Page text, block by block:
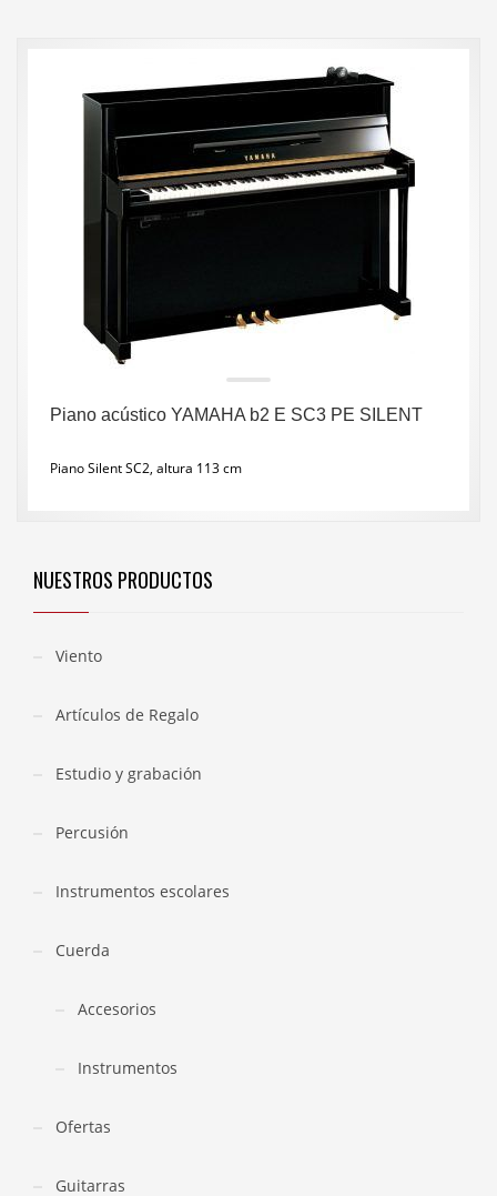
Piano acústico YAMAHA b2 E SC3 PE SILENT
Piano Silent SC2, altura 113 cm
NUESTROS PRODUCTOS
Viento
Artículos de Regalo
Estudio y grabación
Percusión
Instrumentos escolares
Cuerda
Accesorios
Instrumentos
Ofertas
Guitarras